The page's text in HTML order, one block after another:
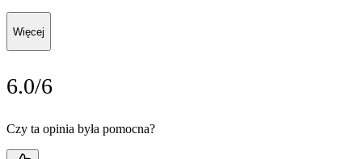
Więcej
6.0/6
Czy ta opinia była pomocna?